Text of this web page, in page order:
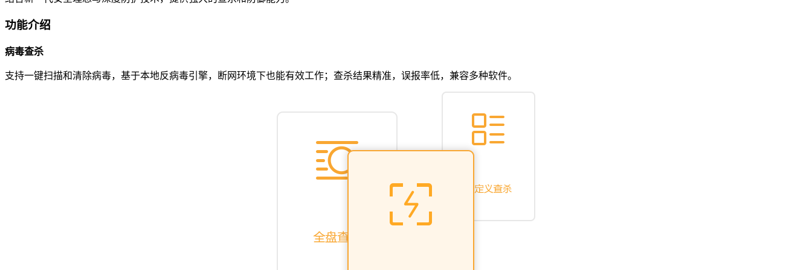
功能介绍
病毒查杀
支持一键扫描和清除病毒，基于本地反病毒引擎，断网环境下也能有效工作；查杀结果精准，误报率低，兼容多种软件。